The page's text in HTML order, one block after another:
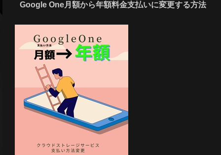
Google One月額から年額料金支払いに変更する方法